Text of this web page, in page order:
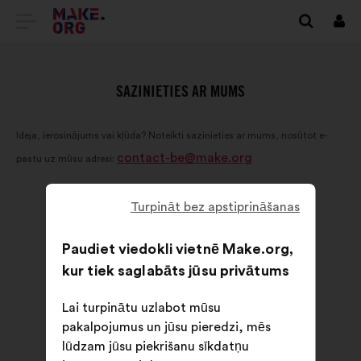
DOTIES
VIETNES
SĀKUMLAPU
SAZINIETIES AR MUMS
Ideja, ierosinājums vai kļūda? Noteikti sazinieties ar mums, nosūtot e-
pastu uz mūsu adresi: contact-be@make.org
Turpināt bez apstiprināšanas
Paudiet viedokli vietnē Make.org,
kur tiek saglabāts jūsu privātums
Lai turpinātu uzlabot mūsu
pakalpojumus un jūsu pieredzi, mēs
lūdzam jūsu piekrišanu sīkdatņu